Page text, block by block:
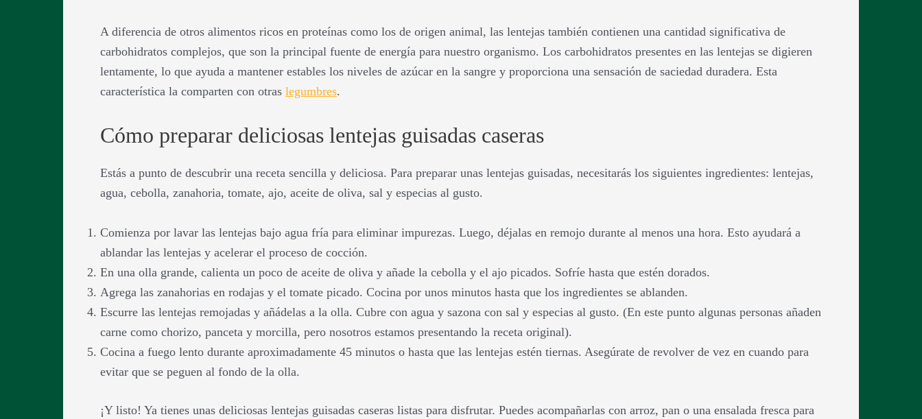
A diferencia de otros alimentos ricos en proteínas como los de origen animal, las lentejas también contienen una cantidad significativa de
carbohidratos complejos, que son la principal fuente de energía para nuestro organismo. Los carbohidratos presentes en las lentejas se digieren
lentamente, lo que ayuda a mantener estables los niveles de azúcar en la sangre y proporciona una sensación de saciedad duradera. Esta
característica la comparten con otras legumbres.
Cómo preparar deliciosas lentejas guisadas caseras
Estás a punto de descubrir una receta sencilla y deliciosa. Para preparar unas lentejas guisadas, necesitarás los siguientes ingredientes: lentejas,
agua, cebolla, zanahoria, tomate, ajo, aceite de oliva, sal y especias al gusto.
Comienza por lavar las lentejas bajo agua fría para eliminar impurezas. Luego, déjalas en remojo durante al menos una hora. Esto ayudará a
ablandar las lentejas y acelerar el proceso de cocción.
En una olla grande, calienta un poco de aceite de oliva y añade la cebolla y el ajo picados. Sofríe hasta que estén dorados.
Agrega las zanahorias en rodajas y el tomate picado. Cocina por unos minutos hasta que los ingredientes se ablanden.
Escurre las lentejas remojadas y añádelas a la olla. Cubre con agua y sazona con sal y especias al gusto. (En este punto algunas personas añaden
carne como chorizo, panceta y morcilla, pero nosotros estamos presentando la receta original).
Cocina a fuego lento durante aproximadamente 45 minutos o hasta que las lentejas estén tiernas. Asegúrate de revolver de vez en cuando para
evitar que se peguen al fondo de la olla.
¡Y listo! Ya tienes unas deliciosas lentejas guisadas caseras listas para disfrutar. Puedes acompañarlas con arroz, pan o una ensalada fresca para